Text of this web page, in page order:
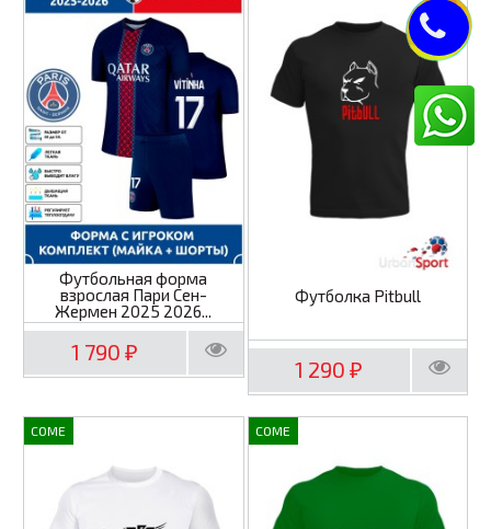
Футбольная форма
взрослая Пари Сен-
Жермен 2025 2026...
1 790₽
Футболка Pitbull
1 290₽
COME COME